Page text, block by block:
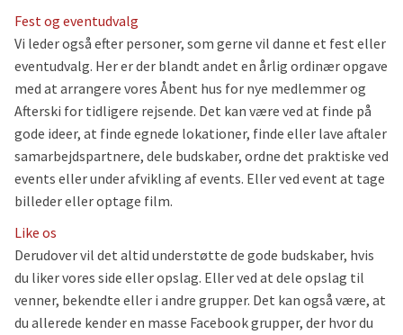
Mine sider: (ved pil ned)
Fest og eventudvalg
Vi leder også efter personer, som gerne vil danne et fest eller
eventudvalg. Her er der blandt andet en årlig ordinær opgave
med at arrangere vores Åbent hus for nye medlemmer og
Afterski for tidligere rejsende. Det kan være ved at finde på
gode ideer, at finde egnede lokationer, finde eller lave aftaler
samarbejdspartnere, dele budskaber, ordne det praktiske ved
events eller under afvikling af events. Eller ved event at tage
billeder eller optage film.
Like os
Derudover vil det altid understøtte de gode budskaber, hvis
du liker vores side eller opslag. Eller ved at dele opslag til
venner, bekendte eller i andre grupper. Det kan også være, at
du allerede kender en masse Facebook grupper, der hvor du